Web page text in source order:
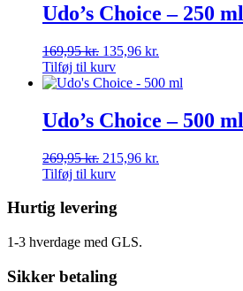
Udo’s Choice – 250 ml
169,95kr. 135,96 kr.
Tilføj til kurv
Udo’s Choice – 500 ml
269,95kr. 215,96 kr.
Tilføj til kurv
Hurtig levering
1-3 hverdage med GLS.
Sikker betaling